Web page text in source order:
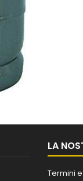
LA
Termini